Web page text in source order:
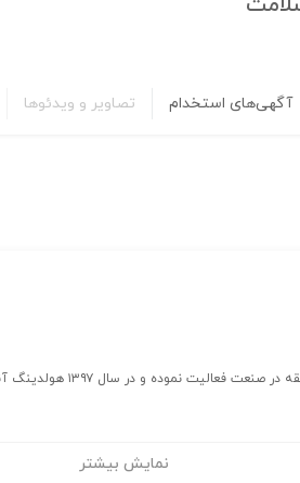
آگهی‌های استخدام تصاویر و ویدئوها
نمایش بیشتر